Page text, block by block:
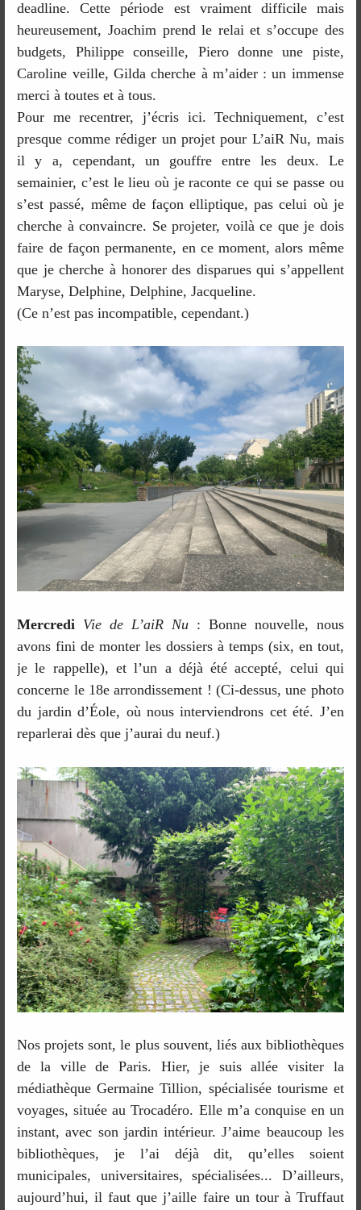
deadline. Cette période est vraiment difficile mais
heureusement, Joachim prend le relai et s’occupe des
budgets, Philippe conseille, Piero donne une piste,
Caroline veille, Gilda cherche à m’aider : un immense
merci à toutes et à tous.
Pour me recentrer, j’écris ici. Techniquement, c’est
presque comme rédiger un projet pour L’aiR Nu, mais
il y a, cependant, un gouffre entre les deux. Le
semainier, c’est le lieu où je raconte ce qui se passe ou
s’est passé, même de façon elliptique, pas celui où je
cherche à convaincre. Se projeter, voilà ce que je dois
faire de façon permanente, en ce moment, alors même
que je cherche à honorer des disparues qui s’appellent
Maryse, Delphine, Delphine, Jacqueline.
(Ce n’est pas incompatible, cependant.)
Mercredi Vie de L’aiR Nu : Bonne nouvelle, nous
avons fini de monter les dossiers à temps (six, en tout,
je le rappelle), et l’un a déjà été accepté, celui qui
concerne le 18e arrondissement ! (Ci-dessus, une photo
du jardin d’Éole, où nous interviendrons cet été. J’en
reparlerai dès que j’aurai du neuf.)
Nos projets sont, le plus souvent, liés aux bibliothèques
de la ville de Paris. Hier, je suis allée visiter la
médiathèque Germaine Tillion, spécialisée tourisme et
voyages, située au Trocadéro. Elle m’a conquise en un
instant, avec son jardin intérieur. J’aime beaucoup les
bibliothèques, je l’ai déjà dit, qu’elles soient
municipales, universitaires, spécialisées... D’ailleurs,
aujourd’hui, il faut que j’aille faire un tour à Truffaut